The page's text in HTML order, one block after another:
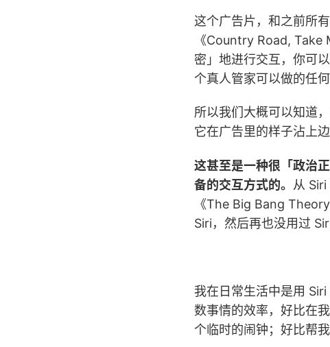
这个广告片，和之前所
《Country Road, Take
密」地进行交互，你可
个真人管家可以做的任何
所以我们大概可以知道
它在广告里的样子沾上边
这甚至是一种很「政治
备的交互方式的。 从
《The Big Bang
Siri，然后再也没用过 Siri
我在日常生活中是用
数事情的效率，好比在
个临时的闹钟；好比帮